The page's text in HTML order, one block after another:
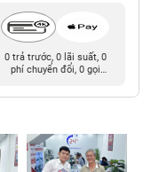
0 trả trước, 0 lãi suất, 0
phí chuyển đổi, 0 gọi